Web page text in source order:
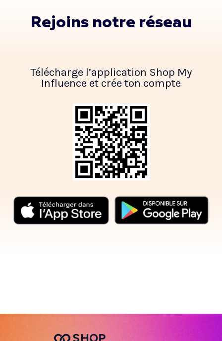
Rejoins notre réseau
Télécharge l’application Shop My
Influence et crée ton compte